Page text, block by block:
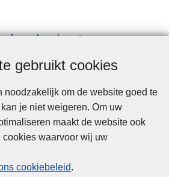
gebruikt cookies
noodzakelijk om de website goed te
je niet weigeren. Om uw
maakt de website ook
waarvoor wij uw
cookiebeleid.
afspraak maken
Privacy